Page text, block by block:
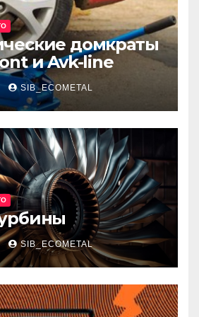
домкраты
и Avk-line
SIB_ECOMETAL
SIB_ECOMETAL